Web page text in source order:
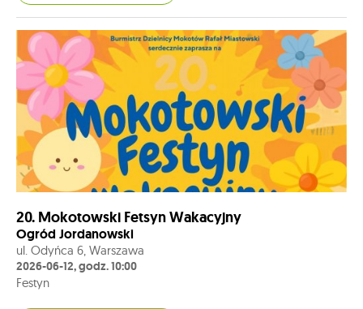
20. Mokotowski Fetsyn Wakacyjny
Ogród Jordanowski
ul. Odyńca 6, Warszawa
2026-06-12, godz. 10:00
Festyn